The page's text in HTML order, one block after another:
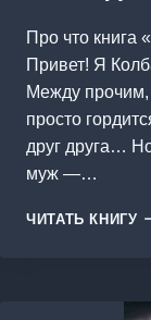
Про что книга
Привет! Я
Между прочим,
просто
друг друга…
муж —…
ЧИТАТЬ КНИГУ